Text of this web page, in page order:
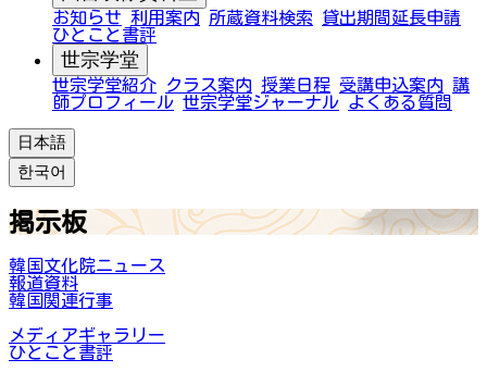
お知らせ 利用案内 所蔵資料検索
貸出期間延長申請
ひとこと書評
世宗学堂
世宗学堂紹介 クラス案内 授業日程 受講申込案内 講
師プロフィール 世宗学堂ジャーナル よくある質問
日本語
한국어
掲示板
韓国文化院ニュース
報道資料
韓国関連行事
メディアギャラリー
ひとこと書評